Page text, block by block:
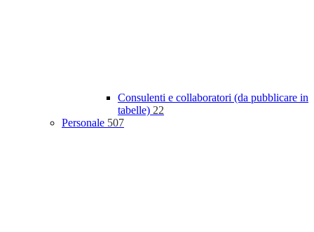
Consulenti e collaboratori (da pubblicare in
tabelle) 22
Personale 507